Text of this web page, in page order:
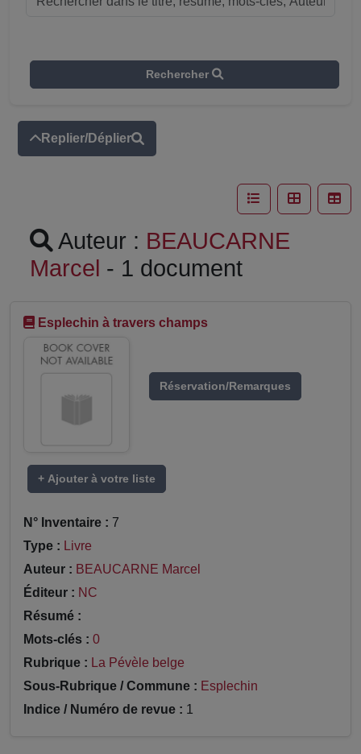
Rechercher
Replier/Déplier
Auteur : BEAUCARNE
Marcel - 1 document
Esplechin à travers champs
Réservation/Remarques
+ Ajouter à votre liste
N° Inventaire : 7
Type : Livre
Auteur : BEAUCARNE Marcel
Éditeur : NC
Résumé :
Mots-clés : 0
Rubrique : La Pévèle belge
Sous-Rubrique / Commune : Esplechin
Indice / Numéro de revue : 1